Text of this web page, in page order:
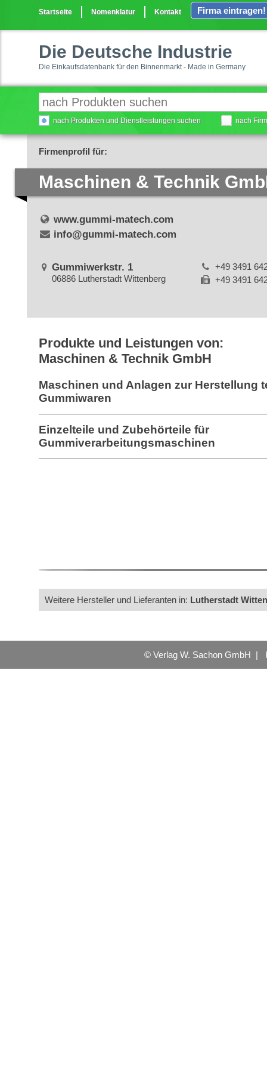
Startseite Nomenklatur Kontakt Firma eintragen!
Die Deutsche Industrie
Die Einkaufsdatenbank für den Binnenmarkt - Made in Germany
nach Produkten und Dienstleistungen suchen nach
Firmenprofil für:
Maschinen & Technik
www.gummi-matech.com
info@gummi-matech.com
Gummiwerkstr. 1
06886 Lutherstadt Wittenberg
+49 3491
+49 3491
Produkte und Leistungen von:
Maschinen & Technik GmbH
Maschinen und Anlagen zur Herstellung
Gummiwaren
Einzelteile und Zubehörteile für
Gummiverarbeitungsmaschinen
Weitere Hersteller und Lieferanten in: Lutherstadt
© Verlag W. Sachon GmbH |